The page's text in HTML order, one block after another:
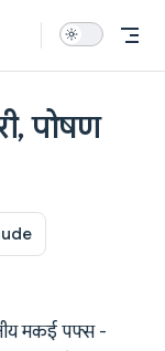
पोषण
मकई पफ्स -